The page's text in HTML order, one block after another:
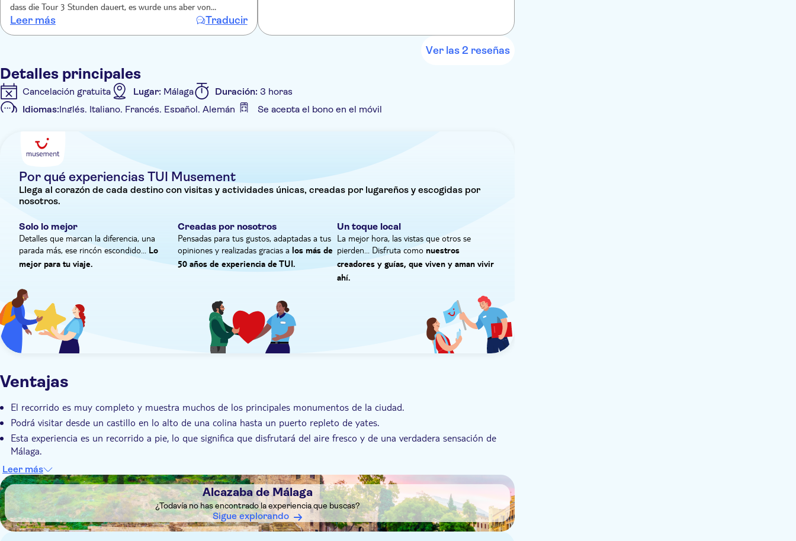
Terminará en el paseo marítimo, donde podrá pasear por el paseo de cafés y tiendas de la ciudad.
dass die Tour 3 Stunden dauert, es wurde uns aber von
vornherein gesagt, dass es nur 2,5 Stunden sind. Schade, die Zeit
hätte man noch füllen können.
Leer más Traducir
Ver las 2 reseñas
Detalles principales
Cancelación gratuita Lugar: Málaga Duración: 3 horas
Idiomas:Inglés, Italiano, Francés, Español, Alemán Se acepta el bono en el móvil
Confirmación al momento
Por qué experiencias TUI Musement
Llega al corazón de cada destino con visitas y actividades únicas, creadas por lugareños y escogidas por
nosotros.
Solo lo mejor
Detalles que marcan la diferencia, una
parada más, ese rincón escondido...
Lo
mejor para tu viaje.
Creadas por nosotros
Pensadas para tus gustos, adaptadas a tus
opiniones y realizadas gracias alos más de
50 años de experiencia de TUI.
Un toque local
La mejor hora, las vistas que otros se
pierden... Disfruta como nuestros
creadores y guías, que viven y aman vivir
ahí.
Ventajas
El recorrido es muy completo y muestra muchos de los principales monumentos de la ciudad.
Podrá visitar desde un castillo en lo alto de una colina hasta un puerto repleto de yates.
Esta experiencia es un recorrido a pie, lo que significa que disfrutará del aire fresco y de una verdadera sensación de
Málaga.
Un recorrido como éste es la oportunidad perfecta para conocer la historia antigua de la ciudad.
Seguirá a un guía local experto que lo sabe todo sobre el pasado y las costumbres de la ciudad
Leer más
DSA1Alcazaba de Málaga
Alcazaba de Málaga
¿Todavía no has encontrado la experiencia que buscas?
Sigue explorando